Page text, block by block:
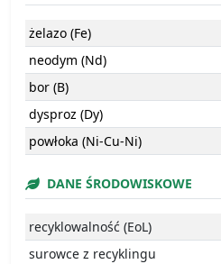
żelazo (Fe)
neodym (Nd)
bor (B)
dysproz (Dy)
powłoka (Ni-Cu-Ni)
DANE ŚRODOWISKOWE
recyklowalność (EoL)
surowce z recyklingu